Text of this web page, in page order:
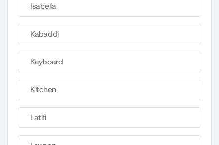
Isabella
Kabaddi
Keyboard
Kitchen
Latifi